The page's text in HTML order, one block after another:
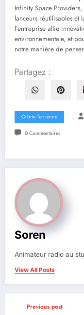
Infinity Space
lanceurs réutilisables et
l’entreprise allie
environnementale, et
notre manière de
Partagez :
Orbite Terrienne
0 Commentaires
Soren
Animateur radio au
View All Posts
Previous post